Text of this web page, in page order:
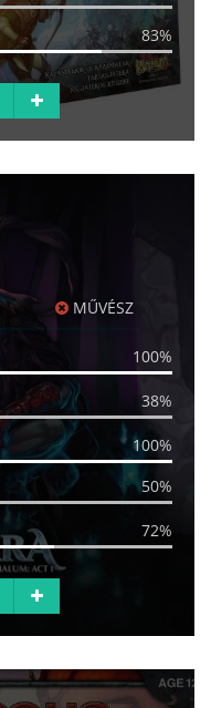
83%
MŰVÉSZ
100%
38%
100%
50%
72%